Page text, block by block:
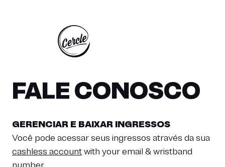
FALE CONOSCO
GERENCIAR E BAIXAR INGRESSOS
Você pode acessar seus ingressos através da sua
cashless accountwith your email & wristband